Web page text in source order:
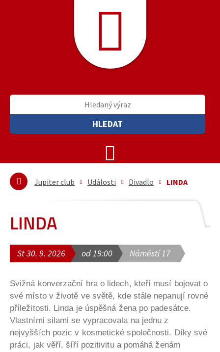
HLEDAT
Jupiter club Události Divadlo LINDA
LINDA
St 30. 9. 2026 od 19:00 Náměstí 17
Svižná konverzační hra o lidech, kteří musí bojovat o
své místo v životě ve světě, kde stále nepanují rovné
příležitosti. Linda je úspěšná žena po padesátce.
Vlastními silami se vypracovala na jednu z
nejvyšších pozic v kosmetické společnosti. Díky své
práci, jak věří, šíří pozitivitu a pomáhá ženám